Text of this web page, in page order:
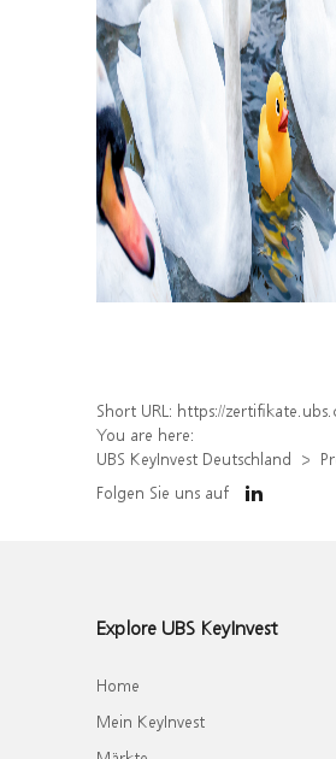
Short URL: https://zertifikate.ubs.com/produkt/detail/
You are here:
UBS KeyInvest Deutschland
Folgen Sie uns auf
Explore UBS KeyInvest
Home
Mein KeyInvest